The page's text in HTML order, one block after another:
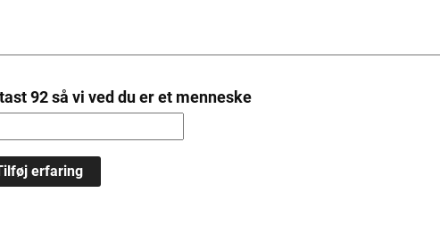
92 så vi ved du er et menneske